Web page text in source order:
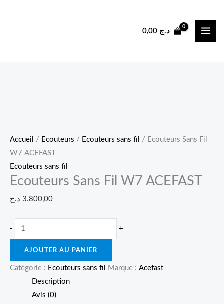
0,00 د.ج
Accueil / Ecouteurs / Ecouteurs sans fil
/ Ecouteurs Sans Fil
W7 ACEFAST
Ecouteurs sans fil
Ecouteurs Sans Fil W7 ACEFAST
3.800,00 د.ج
- +
AJOUTER AU PANIER
Catégorie : Ecouteurs sans fil Marque : Acefast
Description
Avis (0)